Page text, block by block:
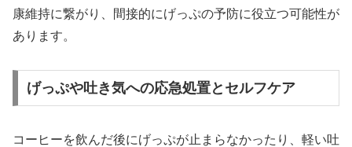
康維持に繋がり、間接的にげっぷの予防に役立つ可能性が
あります。
げっぷや吐き気への応急処置とセルフケア
コーヒーを飲んだ後にげっぷが止まらなかったり、軽い吐